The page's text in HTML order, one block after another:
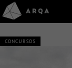
CONCURSOS